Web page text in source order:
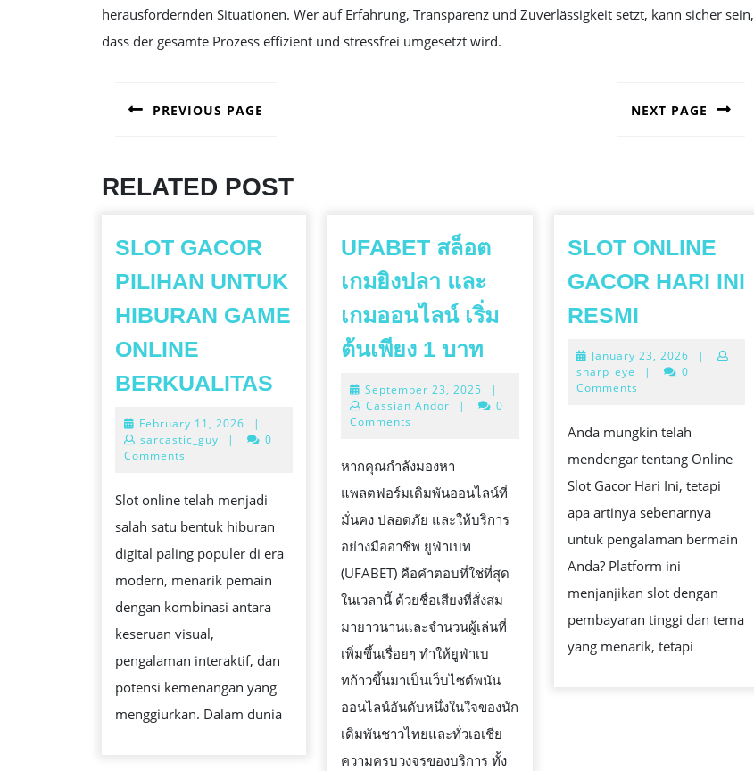
herausfordernden Situationen. Wer auf Erfahrung, Transparenz und Zuverlässigkeit setzt, kann sicher sein,
dass der gesamte Prozess effizient und stressfrei umgesetzt wird.
NAVIGATION
PREVIOUS PAGE NEXT PAGE
RELATED POST
SLOT GACOR
PILIHAN UNTUK
HIBURAN GAME
ONLINE
BERKUALITAS
GACOR
PILIHAN
UNTUK
HIBURAN
ONLINE
BERKUALITAS
February 11, 2026 February
11,
|
sarcastic_guy
|
0
Comments
Slot online telah menjadi
salah satu bentuk hiburan
digital paling populer di era
modern, menarik pemain
dengan kombinasi antara
keseruan visual,
pengalaman interaktif, dan
potensi kemenangan yang
menggiurkan. Dalam dunia
UFABET สล็อต
เกมยิงปลา และ
เกมออนไลน์ เริ่ม
ต้นเพียง 1 บาทUFABET
เกม
เกม
ออนไลน์
ต้น
เพียง
1
บาท
September 23, 2025 September
23,
|
Cassian Andor
|
0
Comments
หากคุณกำลังมองหา
แพลตฟอร์มเดิมพันออนไลน์ที่
มั่นคง ปลอดภัย และให้บริการ
อย่างมืออาชีพ ยูฟ่าเบท
(UFABET) คือคำตอบที่ใช่ที่สุด
ในเวลานี้ ด้วยชื่อเสียงที่สั่งสม
มายาวนานและจำนวนผู้เล่นที่
เพิ่มขึ้นเรื่อยๆ ทำให้ยูฟ่าเบ
ทก้าวขึ้นมาเป็นเว็บไซต์พนัน
ออนไลน์อันดับหนึ่งในใจของนัก
เดิมพันชาวไทยและทั่วเอเชีย
ความครบวงจรของบริการ ทั้ง
SLOT ONLINE
GACOR HARI INI
RESMISLOT
GACOR
RESMI
January 23, 2026January
23,
|
sharp_eye
|
0
Comments
Anda mungkin telah
mendengar tentang Online
Slot Gacor Hari Ini, tetapi
apa artinya sebenarnya
untuk pengalaman bermain
Anda? Platform ini
menjanjikan slot dengan
pembayaran tinggi dan tema
yang menarik, tetapi